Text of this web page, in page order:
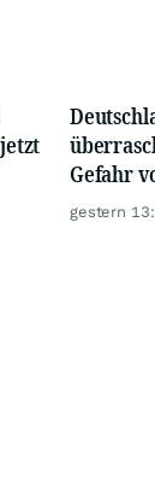
Gefahr
gestern